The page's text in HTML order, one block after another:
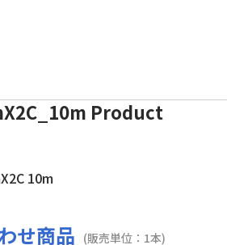
Product
10m
せ商品 (販売単位：1本)